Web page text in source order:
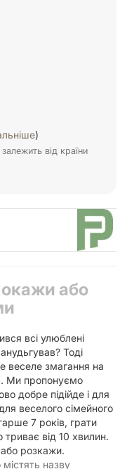
)
від країни
або
всі улюблені
Тоді
веселе змагання на
Ми пропонуємо
добре підійде і для
веселого сімейного
7 років, грати
триває від 10 хвилин.
розкажи.
назву